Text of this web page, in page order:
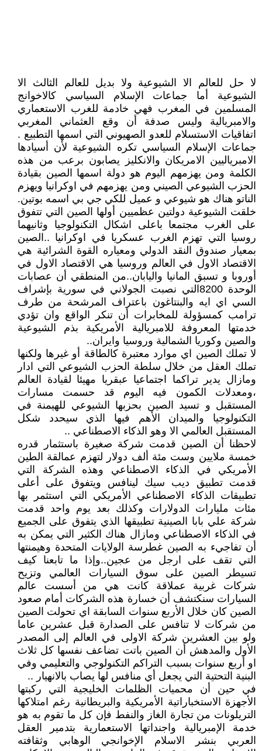
لا حل للعالم الا الشيوعية ولا بديل للعالم الثالث الا
الشيوعية أما جماعات الإسلام السياسي كالاخوانج
المسلمين في المغرب فهي خادمة للغرب الاستعماري
والامبريالية وليس صدفة أن وقع العثماني المغربي
اتفاقيات الاستسلام للعدو الصهيوني التي اسمها التطبيع .
جماعات الإسلام السياسي تكره الشيوعية لأن أسيادها
الامبرياليين الامريكان والانكليز يصابون برعب من هذه
الكلمة ومن يهزمهم اليوم هو دولة اسمها الصين بقيادة
الحزب الشيوعي الصيني ومن يهزمهم في اوكرانيا ويهزم
الناتو هناك هو شيوعي و عميل للكي جي بي اسمه بوتين.
خلقت الشيوعية دولتين عظميين أولها الصين التي تتفوق
على الغرب مجتمعا باعلى اشكال التكنولوجيا وثانيهما
روسيا التي تهزم الغرب عسكريا في اوكرانيا ..الصين
بمعيار صندوق النقد الدولي ومعياره القوة الشرائية هي
الاقتصاد الاول في العالم وروسيا هي الاقتصاد الاول في
أوروبا و تسبق المانيا واليابان..من المنطقي أن عصابات
الوحدة 8200التي نصبت الجولاني في سورية بإشراف
السي اي ايه والبنتاغون باعتراف المرشحة من طرف
ترامب كمسؤولة للمخابرات أن تنكر الواقع وان تؤدي
خدمتها المعروفة للامبريالية الأمريكية بذم الشيوعية
والصين وكوريا الشمالية وروسيا وايران..
لا تملك الصين اي موارد معتبرة كالطاقة أو غيرها ولكنها
تملك العقل من خلال سلطة الحزب الشيوعي التي ادار
ومازال يدير تراكما اجتماعيا عبقريا مهيئا لقيادة العالم
،ومعدلات الكمون فيه اليوم قد حسمت مسارات
المستقبل و تسيد الصين بحزبها الشيوعي للهيمنة في
التكنولوجيا والميدان الأهم فيها الذي سيحدد شكل
المستقبل العالمي الا وهو الذكاء الاصطناعي ..
لاحظنا أن الصين قدمت شركة صغيرة باستثمار قدره
خمسة ملايين وست مئة ألف دولار لتهزم عمالقة الطين
الأمريكي في الذكاء الاصطناعي وهذه الشركة التي
قدمت تطبيق ديب سيك لينافس ويتفوق على أعلى
تطبيقات الذكاء الاصطناعي الأمريكي التي استثمر بها
مئات مليارات الدولارات وكذلك بعد يوم واحد قدمت
شركة علي بابا الصينية تطبيقها الذي يتفوق على الجميع
في الذكاء الاصطناعي ومازال هناك الكثير التي يمكن به
أن تفاجيء به الصين غطرسة الولايات المتحدة وهيمنتها
التي تقف على ارجل من عجين..وإذا ما تابعنا كيف
تسيطر الصين على سوق السيارات العالمي وتزيح
شركات غربية عملاقة كانت هي من أسست عالم
السيارات سنكتشف أن خسارة هذه الشركات أمام صعود
الصين كان خلال الأربع سنوات السابقة اي تحولت الصين
من شركات لا تنافس على الصدارة قبل عشرين عاما
ولو بين العشرين شركة الاولى في العالم إلى المصدر
الأول والمدهش أن الصين باتت تضاعف نفسها كل ثلاث
او أربع سنوات بسبب التراكم التكنولوجي والتعليمي وفي
البنية التحتية التي يجعل أي منافس لها يصاب بالانهيار ..
في حين أن محميات الظلمات الخليجية التي ركبتها
الأجهزة الاستخباراتية الأمريكية والبريطانية رغم امتلاكها
التريلونات من تجارة الغاز والنفط فإن كل ما تقوم به هو
خدمة الإمبريالية واجنداتها الاستعمارية بتدمير العقل
العربي بنشر الاسلام الإخوانجي الوهابي وثقافته